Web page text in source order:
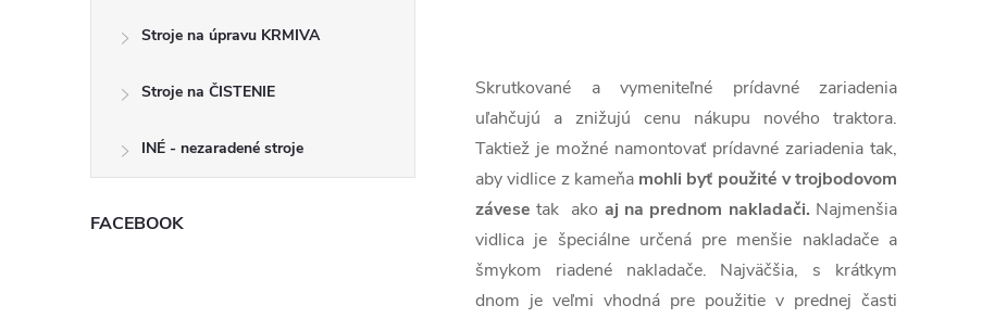
Stroje na úpravu KRMIVA
Stroje na ČISTENIE
INÉ - nezaradené stroje
FACEBOOK
Skrutkované a vymeniteľné prídavné zariadenia
uľahčujú a znižujú cenu nákupu nového traktora.
Taktiež je možné namontovať prídavné zariadenia tak,
aby vidlice z kameňa mohli byť použité v trojbodovom
závese tak ako aj na prednom nakladači. Najmenšia
vidlica je špeciálne určená pre menšie nakladače a
šmykom riadené nakladače. Najväčšia, s krátkym
dnom je veľmi vhodná pre použitie v prednej časti